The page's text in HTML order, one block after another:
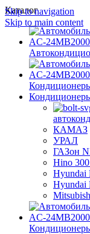
Skip to navigation
Skip to main content
Каталог
КАМАЗ
УРАЛ
ГАЗон
Hino
Hyundai
Hyundai